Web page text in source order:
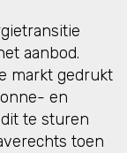
aanbod.
markt gedrukt
en
te sturen
toen